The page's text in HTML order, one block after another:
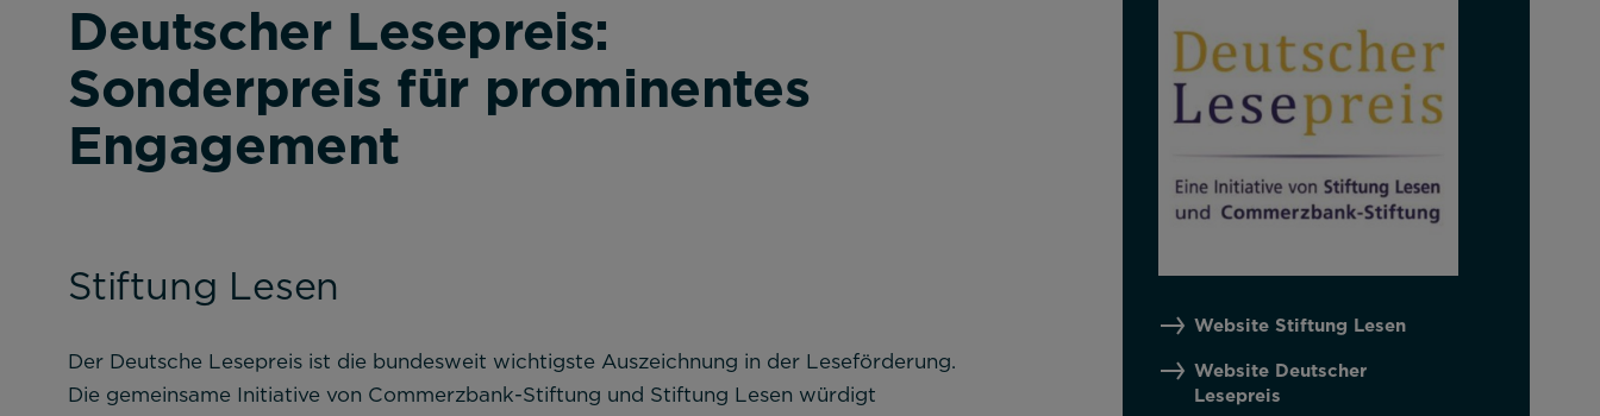
Deutscher Lesepreis:
Sonderpreis für prominentes
Engagement
Stiftung Lesen
Der Deutsche Lesepreis ist die bundesweit wichtigste Auszeichnung in der Leseförderung.
Die gemeinsame Initiative von Commerzbank-Stiftung und Stiftung Lesen würdigt
Website Stiftung Lesen
Website Deutscher
Lesepreis